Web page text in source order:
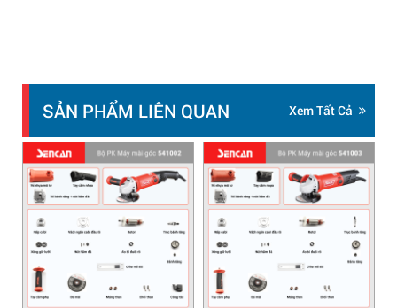
SẢN PHẨM LIÊN QUAN Xem Tất Cả